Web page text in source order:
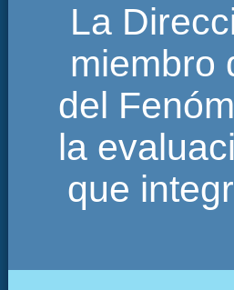
La
miembro
del
la
que